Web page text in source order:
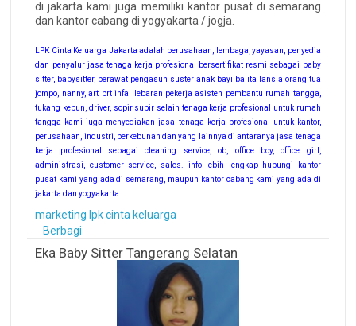
di jakarta kami juga memiliki kantor pusat di semarang
dan kantor cabang di yogyakarta / jogja.
LPK Cinta Keluarga Jakarta adalah perusahaan, lembaga, yayasan, penyedia
dan penyalur jasa tenaga kerja profesional bersertifikat resmi sebagai baby
sitter, babysitter, perawat pengasuh suster anak bayi balita lansia orang tua
jompo, nanny, art prt infal lebaran pekerja asisten pembantu rumah tangga,
tukang kebun, driver, sopir supir selain tenaga kerja profesional untuk rumah
tangga kami juga menyediakan jasa tenaga kerja profesional untuk kantor,
perusahaan, industri, perkebunan dan yang lainnya di antaranya jasa tenaga
kerja profesional sebagai cleaning service, ob, office boy, office girl,
administrasi, customer service, sales. info lebih lengkap hubungi kantor
pusat kami yang ada di semarang, maupun kantor cabang kami yang ada di
jakarta dan yogyakarta.
marketing lpk cinta keluarga
Berbagi
Eka Baby Sitter Tangerang Selatan